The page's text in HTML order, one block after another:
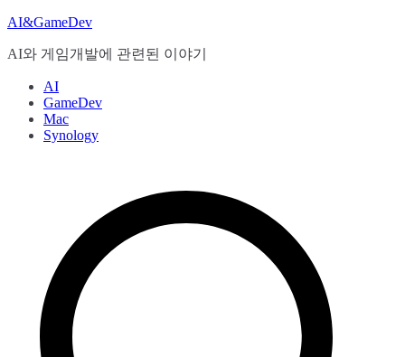
Skip
content
AI&GameDev
AI와 게임개발에 관련된 이야기
AI
GameDev
Mac
Synology